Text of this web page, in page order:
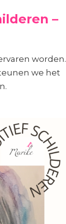
–
worden.
we het